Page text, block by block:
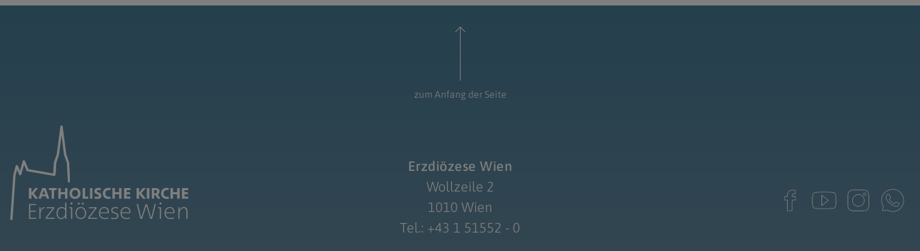
zum Anfang der Seite
Erzdiözese Wien
Wollzeile 2
1010 Wien
Tel.: +43 1 51552 - 0